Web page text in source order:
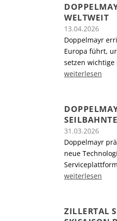
WELTWEIT
13.04.2026
Doppelmayr
Europa führt,
setzen wichtige
weiterlesen
31.03.2026
Doppelmayr
neue
weiterlesen
ZILLERTAL